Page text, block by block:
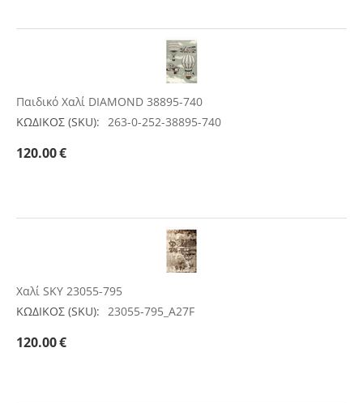
Παιδικό Χαλί DIAMOND 38895-740
ΚΩΔΙΚΟΣ (SKU):
263-0-252-38895-740
120.00€
Χαλί SKY 23055-795
ΚΩΔΙΚΟΣ (SKU):
23055-795_A27F
120.00€